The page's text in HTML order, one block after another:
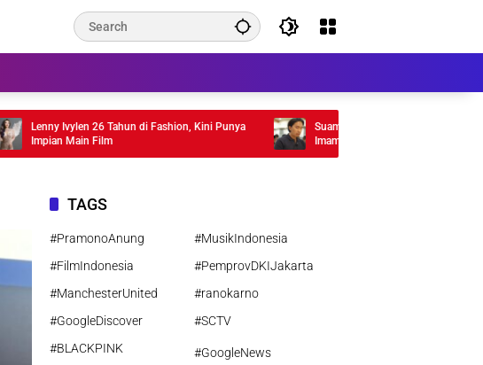
Lenny Ivylen 26 Tahun di Fashion, Kini Punya
Impian Main Film
Suami Nikita Willy Tuai Pujian Usai
Imam Shalat Jumat di Mesjid Al-Ikhlas
Edmonton Kanada
TAGS
#PramonoAnung
#MusikIndonesia
#FilmIndonesia
#PemprovDKIJakarta
#ManchesterUnited
#ranokarno
#GoogleDiscover
#SCTV
#BLACKPINK
#GoogleNews